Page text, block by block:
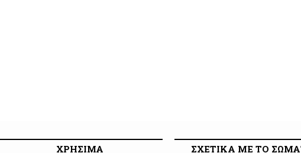
ΧΡΗΣΙΜΑ ΣΧΕΤΙΚΑ ΜΕ ΤΟ